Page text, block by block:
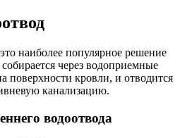
наиболее популярное решение
через водоприемные
поверхности кровли, и отводится
канализацию.
водоотвода